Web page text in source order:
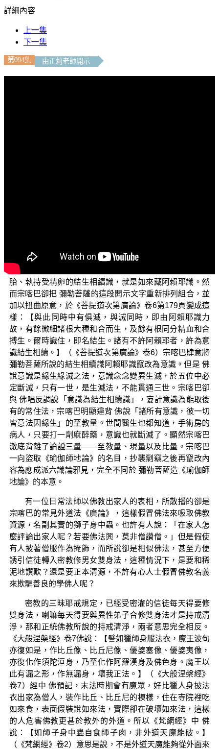
詳細內容
上一集
下一集
第094集 由正莉老師開示
結生相續，即此名為羯羅藍位。】（《瑜伽師地論》卷1）
這裡的羯羅藍位是指受精卵位，意思是說，能夠持業種入
胎、執持受精卵的結生相續識，就是如來藏阿賴耶識。然
而宗喀巴卻把 彌勒菩薩的這段開示文字重新排列組合，並
加以扭曲原意，於《菩提道次第廣論》卷6第179頁變成這
樣：【與此同時中有俱滅，與滅同時，即由阿賴耶識力
故，有餘微細諸根大種和合而生，及餘有根同分精血和合
搏生。爾時識住，即名結生。諸有不許阿賴耶者，許為意
識結生相續。】（《菩提道次第廣論》卷6）宗喀巴肆意將
彌勒菩薩所說的結生相續識阿賴耶識竄改為意識。但是 佛
說意識是緣生緣滅之法，意識念念變異生滅，於五位中必
定斷滅，只有一世，是生滅法，不能貫通三世。宗喀巴卻
與 佛唱反調說「意識為結生相續識」，妄計意識為能取後
有的常住法，宗喀巴明顯違背 佛說「諸所有意識，彼一切
皆意法因緣生」的至教量。世間醫生也都知道，手術房的
病人，只要打一劑麻醉藥，意識也就斷滅了。顯然宗喀巴
澈底背離了論證三量——至教量、現量以及比量。宗喀巴
一向盜取《瑜伽師地論》的名目，抄襲剽竊之後再竄改內
容為應成派六識論邪見，完全不同於 彌勒菩薩造《瑜伽師
地論》的本意。
有一位日常法師以佛教出家人的表相，所散播的卻是
宗喀巴的常見外道法《廣論》，這樣假冒佛法來吸取佛教
資源，名副其實的獅子身中蟲。也許有人說：「在家人怎
麼評論出家人呢？若要佛法興，莫非僧讚僧。」但是假使
有人披著僧服作為掩飾，而所說卻是相似佛法，甚至方便
誘引信徒轉入密教修男女雙身法，這種情況下，是要和稀
泥地讚歎？還是要正本清源，不許有心人士假冒佛教名義
來欺騙善良的學佛人呢？
密教的三昧耶戒規定，已經受密灌的信徒每天得要修
雙身法，喇嘛每天得要與異性弟子合修雙身法才是持戒清
淨，那和正統佛教所說的持戒清淨，兩者意思完全相反。
《大般涅槃經》卷7佛說：【譬如獵師身服法衣，魔王波旬
亦復如是，作比丘像、比丘尼像、優婆塞像、優婆夷像，
亦復化作須陀洹身，乃至化作阿羅漢身及佛色身。魔王以
此有漏之形，作無漏身，壞我正法。】（《大般涅槃經》
卷7）經中 佛預記，末法時期會有魔眾，好比獵人身披法
衣出家為僧人，裝作比丘、比丘尼的模樣，住在寺院裡吃
如來食，表面假裝說如來法，實際卻在破壞如來法，這樣
的人危害佛教更甚於教外的外道。所以《梵網經》中 佛
說：【如師子身中蟲自食師子肉，非外道天魔能破。】
（《梵網經》卷2）意思是說，不是外道天魔能夠從外面來